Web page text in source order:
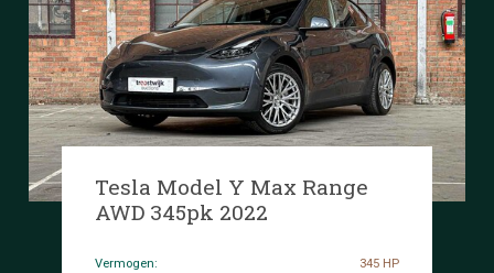
Tesla Model Y Max Range
AWD 345pk 2022
Vermogen: 345 HP